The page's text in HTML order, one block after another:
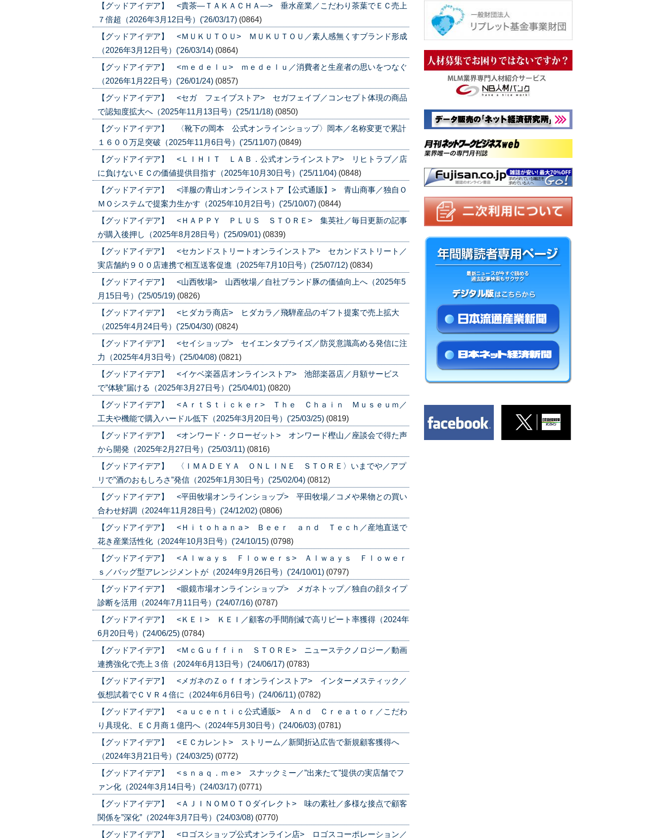
【グッドアイデア】 <貴茶―ＴＡＫＡＣＨＡ―> 垂水産業／こだわり茶葉でＥＣ売上
７倍超（2026年3月12日号）('26/03/17) (0864)
【グッドアイデア】 <ＭＵＫＵＴＯＵ> ＭＵＫＵＴＯＵ／素人感無くすブランド形成
（2026年3月12日号）('26/03/14) (0864)
【グッドアイデア】 <ｍｅｄｅｌｕ> ｍｅｄｅｌｕ／消費者と生産者の思いをつなぐ
（2026年1月22日号）('26/01/24) (0857)
【グッドアイデア】 <セガ フェイブストア> セガフェイブ／コンセプト体現の商品
で認知度拡大へ（2025年11月13日号）('25/11/18) (0850)
【グッドアイデア】 〈靴下の岡本 公式オンラインショップ〉岡本／名称変更で累計
１６００万足突破（2025年11月6日号）('25/11/07) (0849)
【グッドアイデア】 <ＬＩＨＩＴ ＬＡＢ．公式オンラインストア> リヒトラブ／店
に負けないＥＣの価値提供目指す（2025年10月30日号）('25/11/04) (0848)
【グッドアイデア】 <洋服の青山オンラインストア【公式通販】> 青山商事／独自Ｏ
ＭＯシステムで提案力生かす（2025年10月2日号）('25/10/07) (0844)
【グッドアイデア】 <ＨＡＰＰＹ ＰＬＵＳ ＳＴＯＲＥ> 集英社／毎日更新の記事
が購入後押し（2025年8月28日号）('25/09/01) (0839)
【グッドアイデア】 <セカンドストリートオンラインストア> セカンドストリート／
実店舗約９００店連携で相互送客促進（2025年7月10日号）('25/07/12) (0834)
【グッドアイデア】 <山西牧場> 山西牧場／自社ブランド豚の価値向上へ（2025年5
月15日号）('25/05/19) (0826)
【グッドアイデア】 <ヒダカラ商店> ヒダカラ／飛騨産品のギフト提案で売上拡大
（2025年4月24日号）('25/04/30) (0824)
【グッドアイデア】 <セイショップ> セイエンタプライズ／防災意識高める発信に注
力（2025年4月3日号）('25/04/08) (0821)
【グッドアイデア】 <イケベ楽器店オンラインストア> 池部楽器店／月額サービス
で”体験”届ける（2025年3月27日号）('25/04/01) (0820)
【グッドアイデア】 <ＡｒｔＳｔｉｃｋｅｒ> Ｔｈｅ Ｃｈａｉｎ Ｍｕｓｅｕｍ／
工夫や機能で購入ハードル低下（2025年3月20日号）('25/03/25) (0819)
【グッドアイデア】 <オンワード・クローゼット> オンワード樫山／座談会で得た声
から開発（2025年2月27日号）('25/03/11) (0816)
【グッドアイデア】 〈ＩＭＡＤＥＹＡ ＯＮＬＩＮＥ ＳＴＯＲＥ〉いまでや／アプ
リで”酒のおもしろさ”発信（2025年1月30日号）('25/02/04) (0812)
【グッドアイデア】 <平田牧場オンラインショップ> 平田牧場／コメや果物との買い
合わせ好調（2024年11月28日号）('24/12/02) (0806)
【グッドアイデア】 <Ｈｉｔｏｈａｎａ> Ｂｅｅｒ ａｎｄ Ｔｅｃｈ／産地直送で
花き産業活性化（2024年10月3日号）('24/10/15) (0798)
【グッドアイデア】 <Ａｌｗａｙｓ Ｆｌｏｗｅｒｓ> Ａｌｗａｙｓ Ｆｌｏｗｅｒ
ｓ／バッグ型アレンジメントが（2024年9月26日号）('24/10/01) (0797)
【グッドアイデア】 <眼鏡市場オンラインショップ> メガネトップ／独自の顔タイプ
診断を活用（2024年7月11日号）('24/07/16) (0787)
【グッドアイデア】 <ＫＥＩ> ＫＥＩ／顧客の手間削減で高リピート率獲得（2024年
6月20日号）('24/06/25) (0784)
【グッドアイデア】 <ＭｃＧｕｆｆｉｎ ＳＴＯＲＥ> ニューステクノロジー／動画
連携強化で売上３倍（2024年6月13日号）('24/06/17) (0783)
【グッドアイデア】 <メガネのＺｏｆｆオンラインストア> インターメスティック／
仮想試着でＣＶＲ４倍に（2024年6月6日号）('24/06/11) (0782)
【グッドアイデア】 <ａｕｃｅｎｔｉｃ公式通販> Ａｎｄ Ｃｒｅａｔｏｒ／こだわ
り具現化、ＥＣ月商１億円へ（2024年5月30日号）('24/06/03) (0781)
【グッドアイデア】 <ＥＣカレント> ストリーム／新聞折込広告で新規顧客獲得へ
（2024年3月21日号）('24/03/25) (0772)
【グッドアイデア】 <ｓｎａｑ．ｍｅ> スナックミー／”出来たて”提供の実店舗でフ
ァン化（2024年3月14日号）('24/03/17) (0771)
【グッドアイデア】 <ＡＪＩＮＯＭＯＴＯダイレクト> 味の素社／多様な接点で顧客
関係を”深化”（2024年3月7日号）('24/03/08) (0770)
【グッドアイデア】 <ロゴスショップ公式オンライン店> ロゴスコーポレーション／